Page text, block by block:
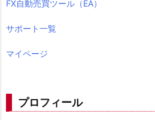
FX自動売買ツール（EA）
サポート一覧
マイページ
プロフィール